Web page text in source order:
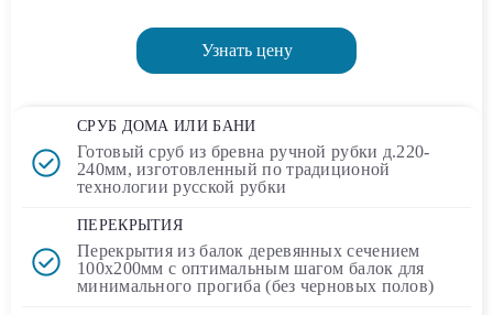
Узнать цену
СРУБ ДОМА ИЛИ БАНИ
Готовый сруб из бревна ручной рубки д.220-
240мм, изготовленный по традиционой
технологии русской рубки
ПЕРЕКРЫТИЯ
Перекрытия из балок деревянных сечением
100х200мм с оптимальным шагом балок для
минимального прогиба (без черновых полов)